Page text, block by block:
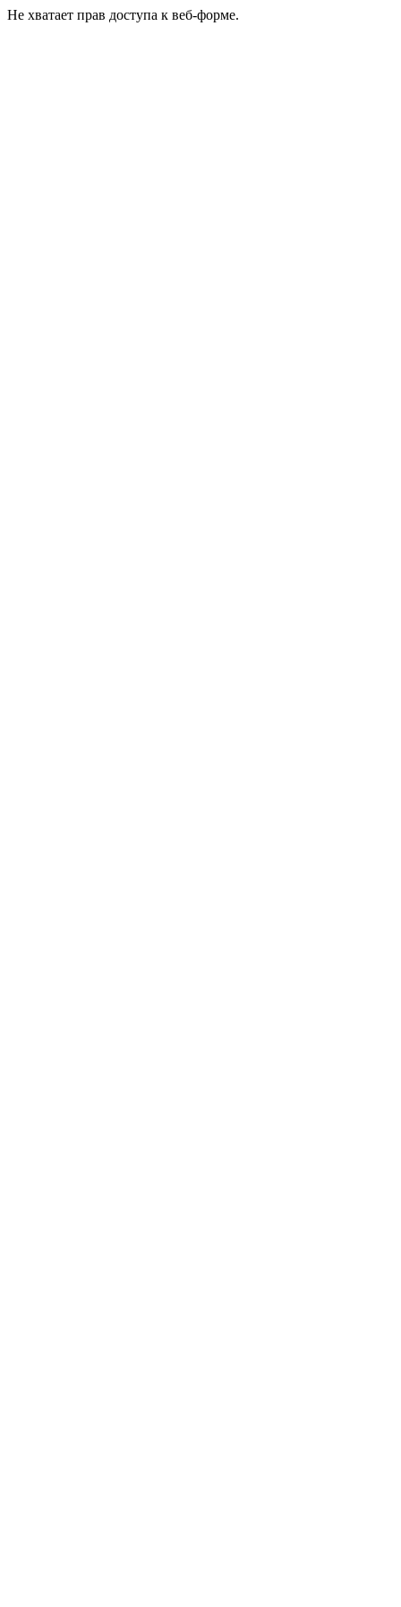
Не хватает прав доступа к веб-форме.